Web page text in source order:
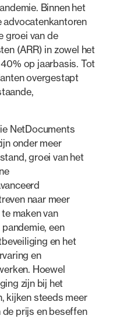
Binnen het
advocatenkantoren
groei van de
(ARR) in zowel het
op jaarbasis. Tot
overgestapt
NetDocuments
onder meer
groei van het
naar meer
maken van
een
en het
en
Hoewel
zijn bij het
kijken steeds meer
prijs en beseffen